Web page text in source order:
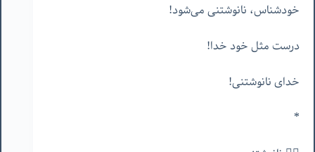
خودشناس، نانوشتنی می‌شود!
درست مثل خود خدا!
خدای نانوشتنی!
*